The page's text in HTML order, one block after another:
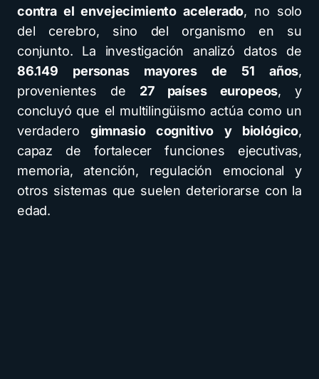
contra el envejecimiento acelerado, no solo
del cerebro, sino del organismo en su
conjunto. La investigación analizó datos de
86.149 personas mayores de 51 años,
provenientes de 27 países europeos, y
concluyó que el multilingüismo actúa como un
verdadero gimnasio cognitivo y biológico,
capaz de fortalecer funciones ejecutivas,
memoria, atención, regulación emocional y
otros sistemas que suelen deteriorarse con la
edad.